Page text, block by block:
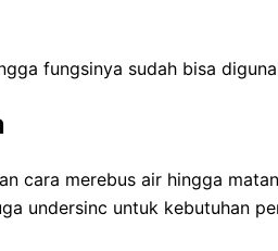
fungsinya sudah bisa
cara merebus air hingga
undersinc untuk kebutuhan